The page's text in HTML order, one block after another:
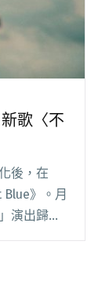
歌〈不
後，在
》。月
演出歸來
〉MV，以